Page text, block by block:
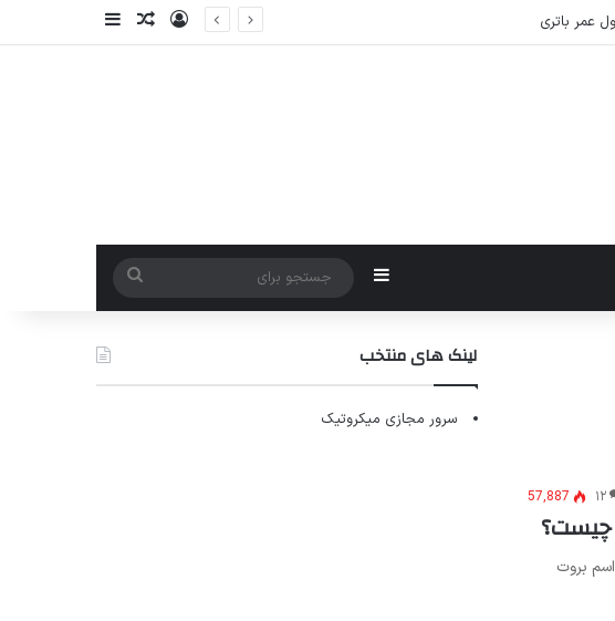
عمر باتری ورودنوشته تصادفی
سایدبار
سایدبار
جستجو
برای
۱۲ 57,887
بروت
لینک های منتخب
سرور مجازی میکروتیک